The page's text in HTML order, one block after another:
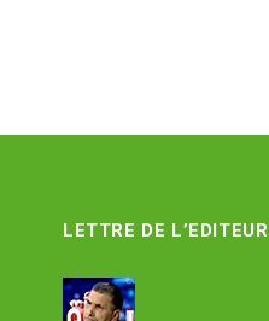
LETTRE DE L’EDITEUR